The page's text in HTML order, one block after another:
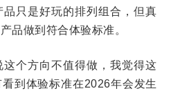
只是好玩的排列组合，但真
品做到符合体验标准。
个方向不值得做，我觉得这
到体验标准在2026年会发生